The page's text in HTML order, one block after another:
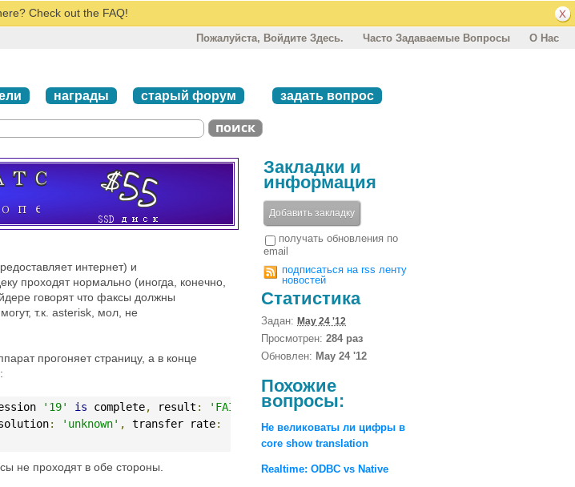
Check out the FAQ!
Пожалуйста, Войдите Здесь. Часто Задаваемые Вопросы О Нас
награды старый форум задать вопрос
интернет) и
проходят нормально (иногда, конечно,
говорят что факсы должны
т.к. asterisk, мол, не
прогоняет страницу, а в конце
'19' is complete, result :
'FAILED'
: 'unknown' , transfer rate:
не проходят в обе стороны.
Закладки и
информация
Добавить закладку
получать обновления по
email
подписаться на rss ленту
новостей
Статистика
Задан: May 24 '12
Просмотрен: 284 раз
Обновлен: May 24 '12
Похожие
вопросы:
Не великоваты ли цифры в
core show translation
Realtime: ODBC vs Native